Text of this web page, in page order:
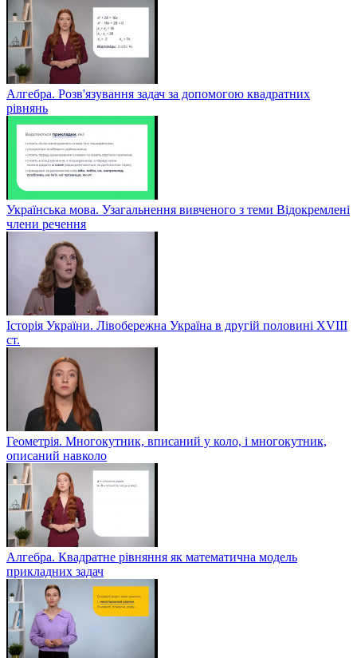
Алгебра. Розв'язування задач за допомогою квадратних
рівнянь
Українська мова. Узагальнення вивченого з теми Відокремлені
члени речення
Історія України. Лівобережна Україна в другій половині ХVIIІ
ст.
Геометрія. Многокутник, вписаний у коло, і многокутник,
описаний навколо
Алгебра. Квадратне рівняння як математична модель
прикладних задач